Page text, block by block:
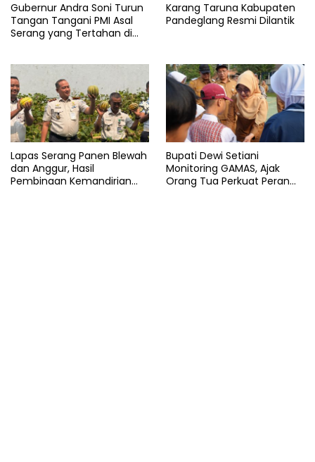
Proyek
Gubernur Andra Soni Turun
Tangan Tangani PMI Asal
Serang yang Tertahan di
Karang Taruna Kabupaten
Pandeglang Resmi Dilantik
Lapas Serang Panen Blewah
dan Anggur, Hasil
Pembinaan Kemandirian
Bupati Dewi Setiani
Monitoring GAMAS, Ajak
Orang Tua Perkuat Peran